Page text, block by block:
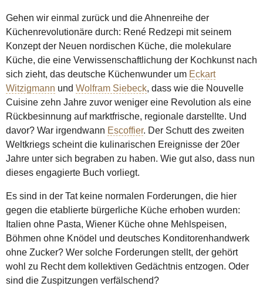
Gehen wir einmal zurück und die Ahnenreihe der
Küchenrevolutionäre durch: René Redzepi mit seinem
Konzept der Neuen nordischen Küche, die molekulare
Küche, die eine Verwissenschaftlichung der Kochkunst nach
sich zieht, das deutsche Küchenwunder um Eckart
Witzigmann und Wolfram Siebeck, dass wie die Nouvelle
Cuisine zehn Jahre zuvor weniger eine Revolution als eine
Rückbesinnung auf marktfrische, regionale darstellte. Und
davor? War irgendwann Escoffier. Der Schutt des zweiten
Weltkriegs scheint die kulinarischen Ereignisse der 20er
Jahre unter sich begraben zu haben. Wie gut also, dass nun
dieses engagierte Buch vorliegt.
Es sind in der Tat keine normalen Forderungen, die hier
gegen die etablierte bürgerliche Küche erhoben wurden:
Italien ohne Pasta, Wiener Küche ohne Mehlspeisen,
Böhmen ohne Knödel und deutsches Konditorenhandwerk
ohne Zucker? Wer solche Forderungen stellt, der gehört
wohl zu Recht dem kollektiven Gedächtnis entzogen. Oder
sind die Zuspitzungen verfälschend?